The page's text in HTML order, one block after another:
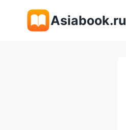
содержимому
Asiabook.ru